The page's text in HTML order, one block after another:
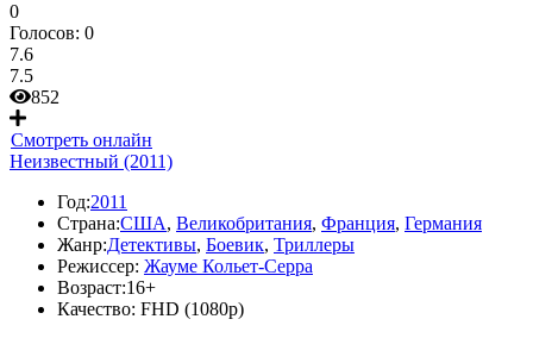
0
Голосов: 0
7.6
7.5
852
Смотреть онлайн
Неизвестный (2011)
Год:2011
Страна:США, Великобритания, Франция, Германия
Жанр:Детективы, Боевик, Триллеры
Режиссер: Жауме Кольет-Серра
Возраст:16+
Качество: FHD (1080p)